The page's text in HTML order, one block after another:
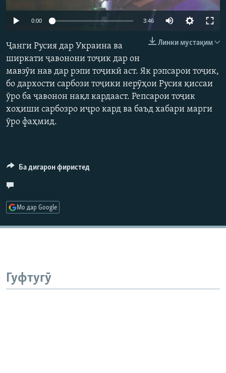
ГУЗОРИШҲОИ РАДИОӢ
Русский
ПАЙГИРӢ КУНЕД
Ҳамаи сомонаҳои RFE/RL
Auto 480p
0:00 3:46
480p
1080p
Линки мустақим
Ҷанги Русия дар Украина ва
ширкати ҷавонони тоҷик дар он
мавзӯи нав дар рэпи тоҷикӣ аст. Як рэпсарои тоҷик,
бо дархости сарбози тоҷики нерӯҳои Русия қиссаи
ӯро ба ҷавонон нақл кардааст. Репсарои тоҷик
хоҳиши сарбозро иҷро кард ва баъд хабари марги
ӯро фаҳмид.
Ба дигарон фиристед
Мо дар Google
Гуфтугӯ